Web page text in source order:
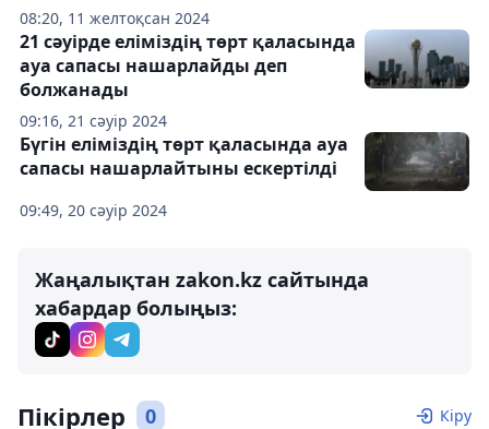
08:20, 11 желтоқсан 2024
09:16, 21 сәуір 2024
21 сәуірде еліміздің төрт қаласында
ауа сапасы нашарлайды деп
болжанады
09:49, 20 сәуір 2024
Бүгін еліміздің төрт қаласында ауа
сапасы нашарлайтыны ескертілді
Жаңалықтан zakon.kz сайтында
хабардар болыңыз:
Пікірлер 0 Кіру